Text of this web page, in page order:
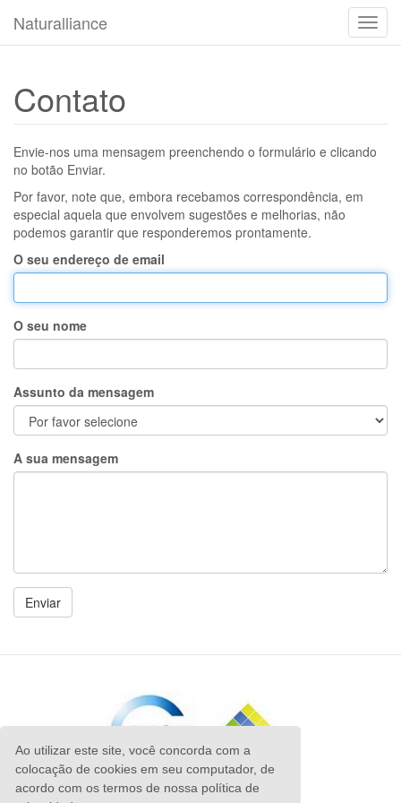
Ao utilizar este site, você concorda com a
colocação de cookies em seu computador, de
acordo com os termos de nossa política de
o
Naturalliance
Contato
Envie-nos uma mensagem preenchendo o formulário e clicando
no botão Enviar.
Por favor, note que, embora recebamos correspondência, em
especial aquela que envolvem sugestões e melhorias, não
podemos garantir que responderemos prontamente.
O seu endereço de email
O seu nome
Assunto da mensagem
A sua mensagem